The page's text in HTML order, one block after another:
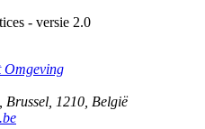
- versie 2.0
Omgeving
Brussel 1210 België